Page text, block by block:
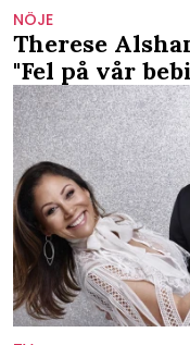
NÖJE
Therese
"Fel på vår